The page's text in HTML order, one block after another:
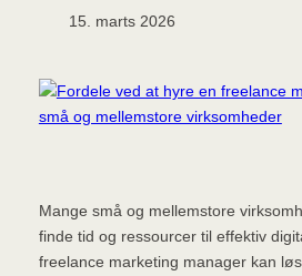
15. marts 2026
Mange små og mellemstore
finde tid og ressourcer til effektiv
freelance marketing manager kan